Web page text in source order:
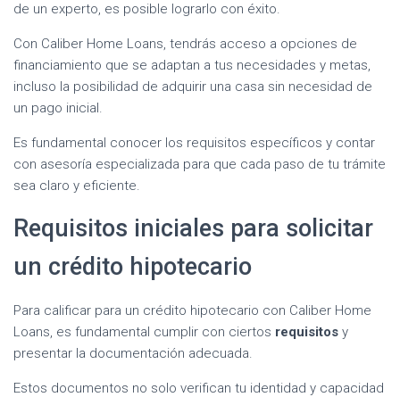
de un experto, es posible lograrlo con éxito.
Con Caliber Home Loans, tendrás acceso a opciones de
financiamiento que se adaptan a tus necesidades y metas,
incluso la posibilidad de adquirir una casa sin necesidad de
un pago inicial.
Es fundamental conocer los requisitos específicos y contar
con asesoría especializada para que cada paso de tu trámite
sea claro y eficiente.
Requisitos iniciales para solicitar
un crédito hipotecario
Para calificar para un crédito hipotecario con Caliber Home
Loans, es fundamental cumplir con ciertos requisitos y
presentar la documentación adecuada.
Estos documentos no solo verifican tu identidad y capacidad